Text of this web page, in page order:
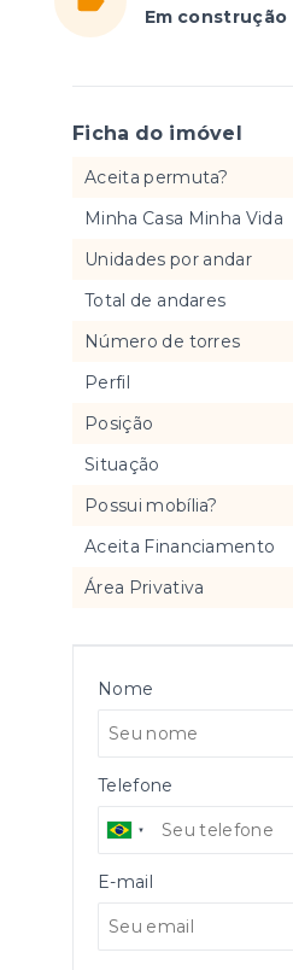
Em construção
Ficha do imóvel
Aceita permuta?
Minha Casa Minha Vida
Unidades por andar
Total de andares
Número de torres
Perfil
Posição
Situação
Possui mobília?
Aceita Financiamento
Área Privativa
Nome
Telefone
E-mail